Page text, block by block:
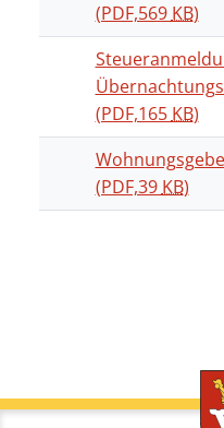
(PDF,569 KB)
(PDF,165 KB)
(PDF,39 KB)